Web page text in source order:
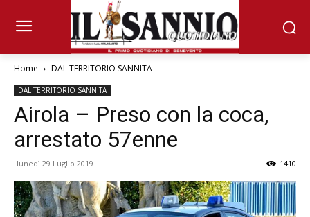
Home DAL TERRITORIO SANNITA
DAL TERRITORIO SANNITA
Airola – Preso con la coca,
arrestato 57enne
lunedì 29 Luglio 2019 1410